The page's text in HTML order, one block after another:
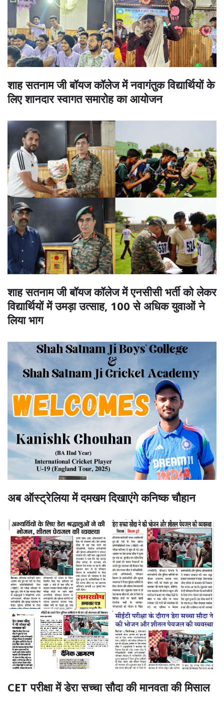
शाह सतनाम जी बॉयज कॉलेज में नवागंतुक विद्यार्थियों के
लिए शानदार स्वागत समारोह का आयोजन
शाह सतनाम जी बॉयज कॉलेज में एनसीसी भर्ती को लेकर
विद्यार्थियों में उमड़ा उत्साह, 100 से अधिक युवाओं ने
लिया भाग
अब ऑस्ट्रेलिया में दमखम दिखाएंगे कनिष्क चौहान
CET परीक्षा में डेरा सच्चा सौदा की मानवता की मिसाल